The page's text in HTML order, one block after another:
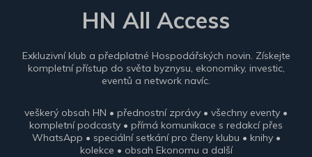
HN All Access
Exkluzivní klub a předplatné Hospodářských novin. Získejte
kompletní přístup do světa byznysu, ekonomiky, investic,
eventů a network navíc.
veškerý obsah HN • přednostní zprávy • všechny eventy •
kompletní podcasty • přímá komunikace s redakcí přes
WhatsApp • speciální setkání pro členy klubu • knihy •
kolekce • obsah Ekonomu a další